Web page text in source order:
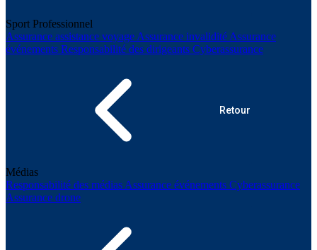
Sport Professionnel
Assurance assistance voyage Assurance invalidité Assurance
événements Responsabilité des dirigeants Cyberassurance
Retour
Médias
Responsabilité des médias Assurance événements Cyberassurance
Assurance drone